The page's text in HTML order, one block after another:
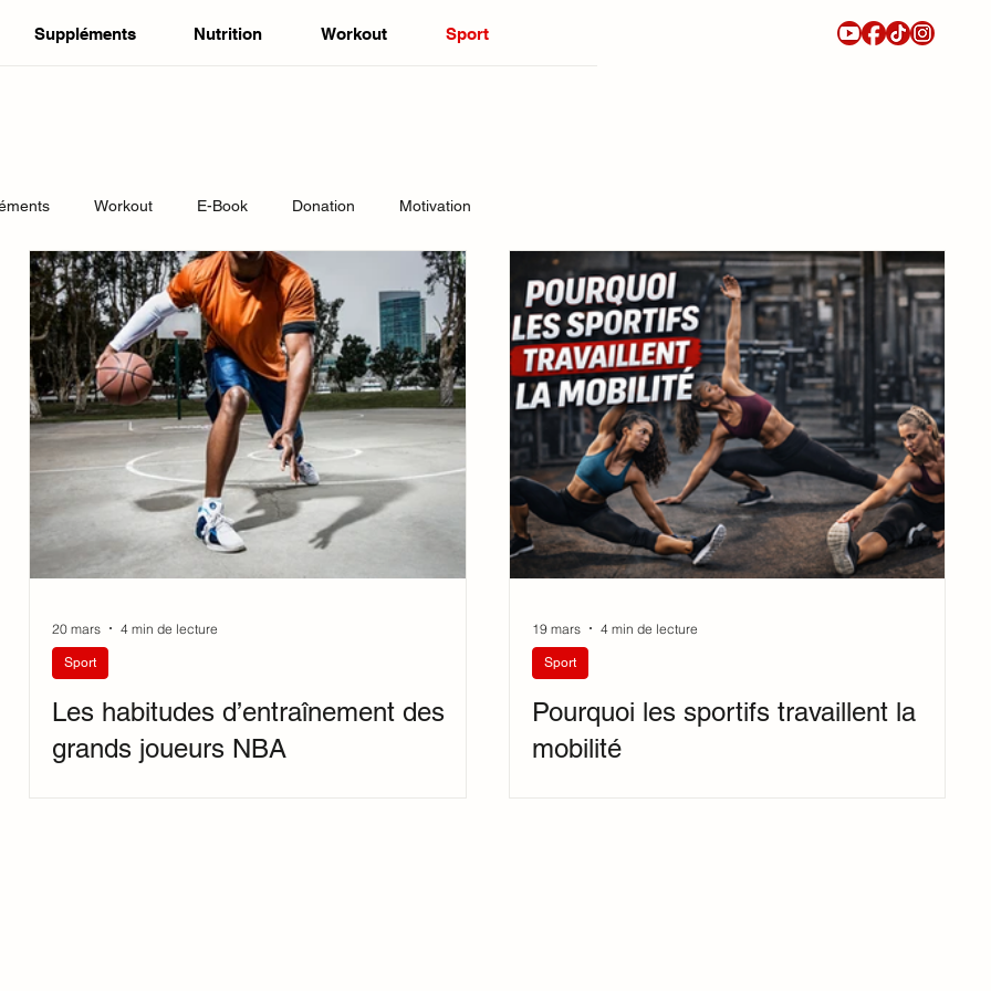
Suppléments Nutrition Workout Sport
Workout E-Book Donation Motivation
Les habitudes d’entraînement des
grands joueurs NBA
Sport
20 mars 4 min de lecture
Pourquoi les sportifs travaillent la
mobilité
Sport
19 mars 4 min de lecture